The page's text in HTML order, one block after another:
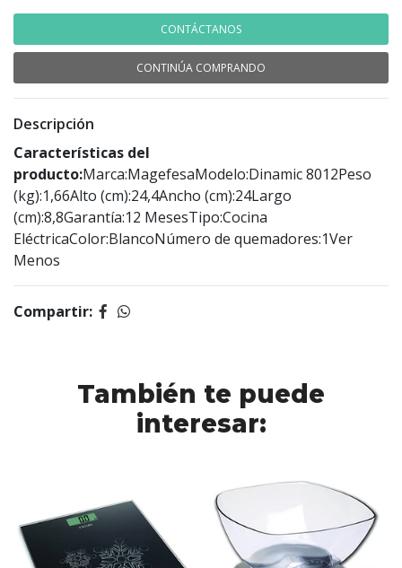
CONTÁCTANOS
CONTINÚA COMPRANDO
Descripción
Características del
producto:Marca:MagefesaModelo:Dinamic 8012Peso
(kg):1,66Alto (cm):24,4Ancho (cm):24Largo
(cm):8,8Garantía:12 MesesTipo:Cocina
EléctricaColor:BlancoNúmero de quemadores:1Ver
Menos
Compartir:
También te puede
interesar: